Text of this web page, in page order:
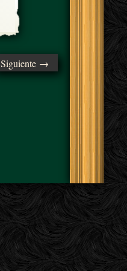
Siguiente →